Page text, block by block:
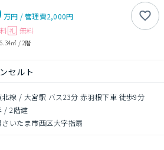
万円 /管理費2,000円
礼 無料
㎡ / 2階
セルト
北線 / 大宮駅 バス23分 赤羽根下車 徒歩9分
/2階建
いたま市西区大字指扇